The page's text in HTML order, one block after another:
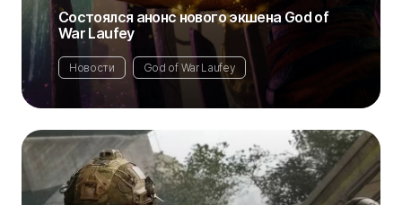
Состоялся анонс нового экшена God of
War Laufey
Новости God of War Laufey